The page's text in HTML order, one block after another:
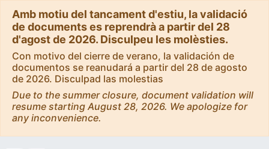
Amb motiu del tancament d'estiu, la validació
de documents es reprendrà a partir del 28
d'agost de 2026. Disculpeu les molèsties.
Con motivo del cierre de verano, la validación de
documentos se reanudará a partir del 28 de agosto
de 2026. Disculpad las molestias
Due to the summer closure, document validation will
resume starting August 28, 2026. We apologize for
any inconvenience.